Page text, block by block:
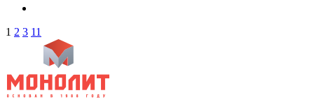
1 2 3 11